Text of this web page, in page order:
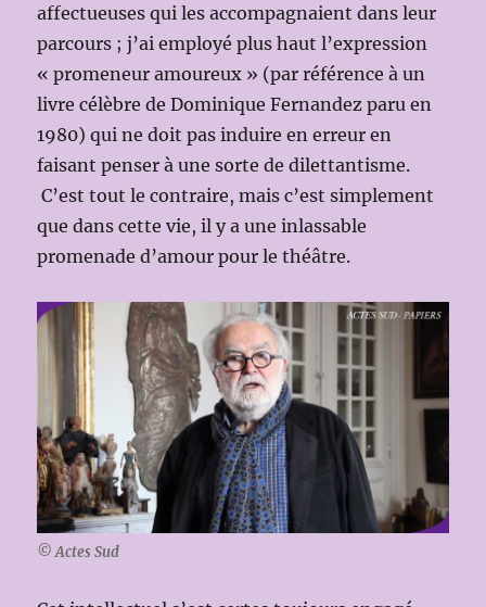
affectueuses qui les accompagnaient dans leur
parcours ; j’ai employé plus haut l’expression
« promeneur amoureux » (par référence à un
livre célèbre de Dominique Fernandez paru en
1980) qui ne doit pas induire en erreur en
faisant penser à une sorte de dilettantisme.
C’est tout le contraire, mais c’est simplement
que dans cette vie, il y a une inlassable
promenade d’amour pour le théâtre.
© Actes Sud